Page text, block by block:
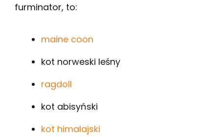
furminator, to:
maine coon
kot norweski leśny
ragdoll
kot abisyński
kot himalajski